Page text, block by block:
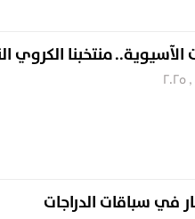
منتخبنا الكروي
في سباقات الدراجات